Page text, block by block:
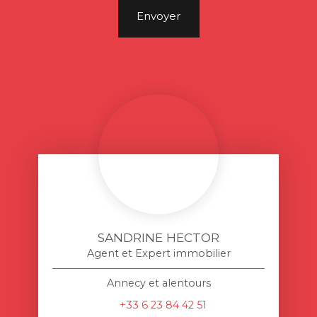
Envoyer
SANDRINE HECTOR
Agent et Expert immobilier
Annecy et alentours
+33 6 23 84 42 51